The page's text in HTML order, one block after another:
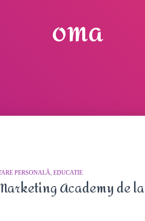
oma
PERSONALĂ EDUCATIE
Academy de la